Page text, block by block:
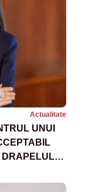
Actualitate
UNUI
DRAPELUL